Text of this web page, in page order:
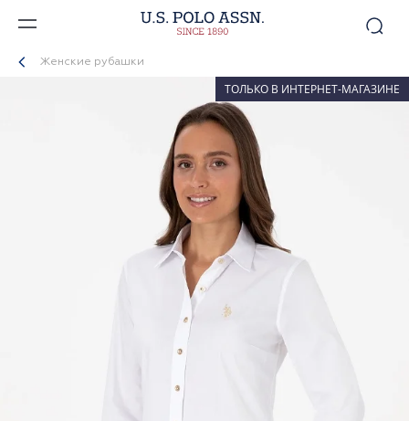
Женские рубашки
ТОЛЬКО В ИНТЕРНЕТ-МАГАЗИНЕ